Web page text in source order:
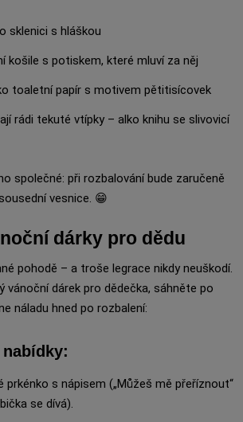
sklenici s hláškou
košile s potiskem, které mluví za něj
toaletní papír s motivem pětitisícovek
rádi tekuté vtípky – alko knihu se slivovicí
společné: při rozbalování bude zaručeně
vesnice. 😁
dárky pro dědu
pohodě – a troše legrace nikdy neuškodí.
vánoční dárek pro dědečka, sáhněte po
náladu hned po rozbalení:
prkénko s nápisem („Můžeš mě přeříznout“
se dívá).